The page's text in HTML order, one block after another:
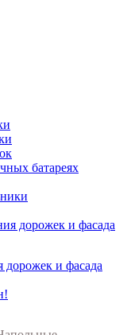
батареях
и фасада